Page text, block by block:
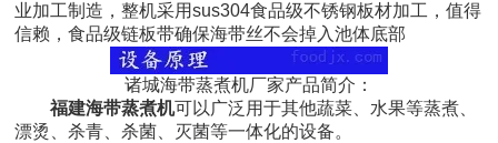
业加工制造，整机采用sus304食品级不锈钢板材加工，值得
信赖，食品级链板带确保海带丝不会掉入池体底部
诸城海带蒸煮机厂家产品简介：
福建海带蒸煮机可以广泛用于其他蔬菜、水果等蒸煮、
漂烫、杀青、杀菌、灭菌等一体化的设备。